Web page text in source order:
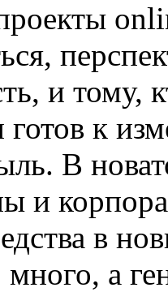
и тому,
готов к
В
и
в
много, а